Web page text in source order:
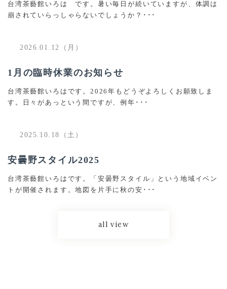
台湾茶藝館いろは です。暑い毎日が続いていますが、体調は
崩されていらっしゃらないでしょうか？･･･
2026.01.12（月）
1月の臨時休業のお知らせ
台湾茶藝館いろはです。2026年もどうぞよろしくお願致しま
す。日々があっという間ですが、例年･･･
2025.10.18（土）
安曇野スタイル2025
台湾茶藝館いろはです。「安曇野スタイル」という地域イベン
トが開催されます。地図を片手に秋の安･･･
all view